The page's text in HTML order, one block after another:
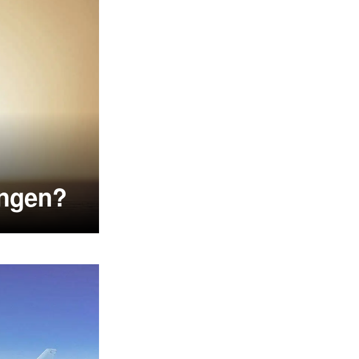
werden die
weitergeleitet.
Found Büro der